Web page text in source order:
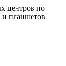
центров по
и планшетов